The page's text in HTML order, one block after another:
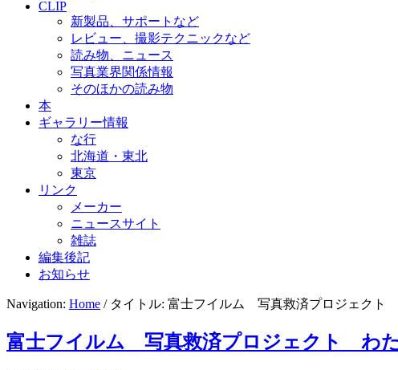
CLIP
新製品、サポートなど
レビュー、撮影テクニックなど
読み物、ニュース
写真業界関係情報
そのほかの読み物
本
ギャラリー情報
な行
北海道・東北
東京
リンク
メーカー
ニュースサイト
雑誌
編集後記
お知らせ
Navigation: Home / タイトル: 富士フイルム 写真救済プロジェクト
富士フイルム 写真救済プロジェクト わた